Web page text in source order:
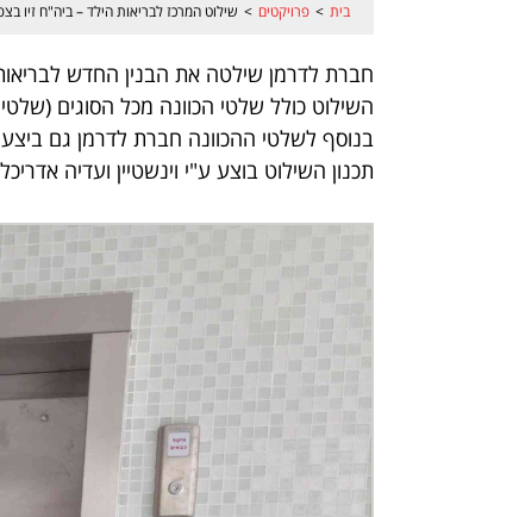
בית > פרויקטים > שילוט המרכז לבריאות הילד – ביה"ח זיו
חברת לדרמן שילטה את הבנין החדש
השילוט כולל שלטי הכוונה מכל הסוגים
בנוסף לשלטי ההכוונה חברת לדרמן גם
תכנון השילוט בוצע ע"י וינשטיין ועדיה